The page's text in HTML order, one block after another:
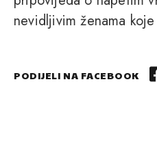
nevidljivim ženama
PODIJELI NA FACEBOOK